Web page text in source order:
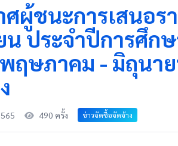
ศผู้ชนะการเสนอร
ยน ประจำปีการศึ
ฤษภาคม - มิถุนา
490 ครั้ง ข่าวจัดซื้อจัดจ้าง